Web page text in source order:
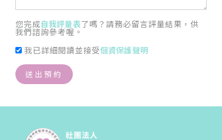
您完成自我評量表了嗎？請務必留言評量結果，供
我們諮詢參考喔。
我已詳細閱讀並接受個資保護聲明
送出預約